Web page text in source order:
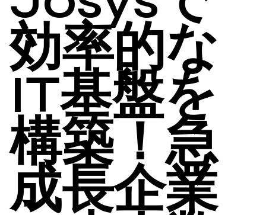
効率的な
IT基盤を
構築！急
成長企業